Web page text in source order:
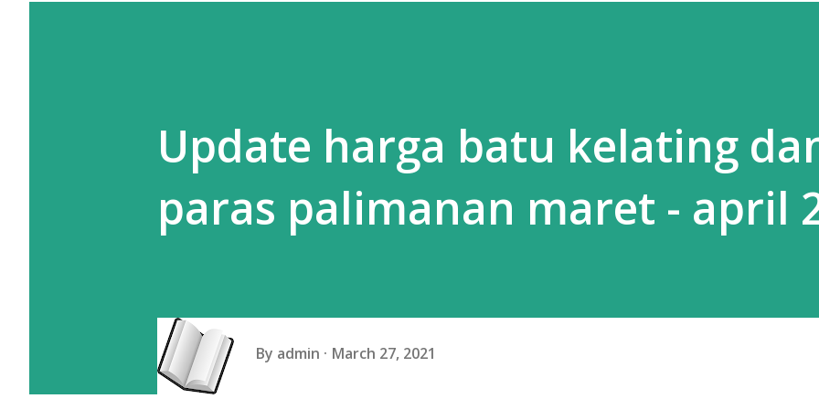
Update harga batu kelating
paras palimanan maret - april
By admin March 27, 2021